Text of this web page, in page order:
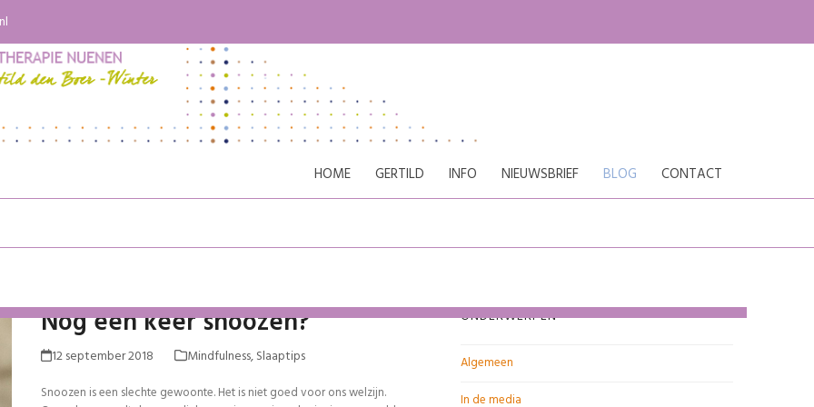
HOME GERTILD INFO NIEUWSBRIEF BLOG CONTACT
Nog één keer snoozen?
12 september 2018 Mindfulness,Slaaptips
Snoozen is een slechte gewoonte. Het is niet goed voor ons welzijn.
ONDERWERPEN
Algemeen
In de media